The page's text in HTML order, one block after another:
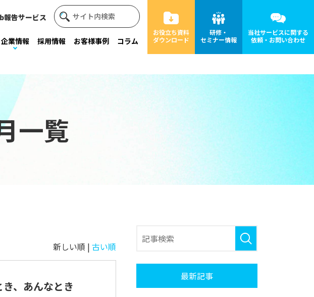
報告サービス
企業情報 採用情報 お客様事例 コラム
お役立ち資料
ダウンロード
研修・
セミナー情報
当社サービスに関する
依頼・お問い合わせ
一覧
新しい順 | 古い順
、あんなとき
最新記事